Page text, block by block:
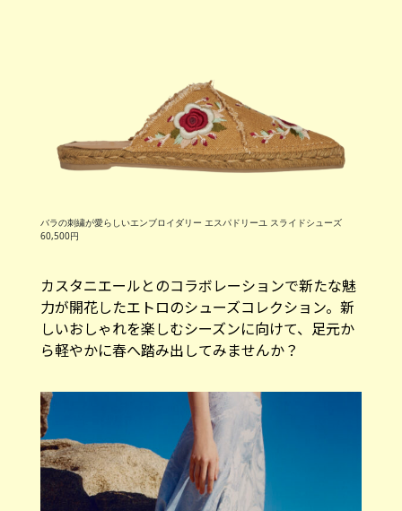
バラの刺繍が愛らしいエンブロイダリー エスパドリーユ スライドシューズ
カスタニエールとのコラボレーションで新たな魅
しいおしゃれを楽しむシーズンに向けて、足元か
ら軽やかに春へ踏み出してみませんか？